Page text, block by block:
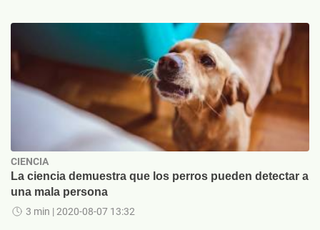
CIENCIA
La ciencia demuestra que los perros pueden detectar a
una mala persona
3 min | 2020-08-07 13:32